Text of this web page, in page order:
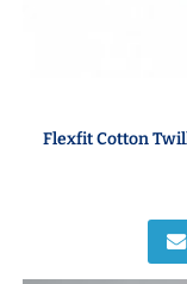
Flexfit Cotton